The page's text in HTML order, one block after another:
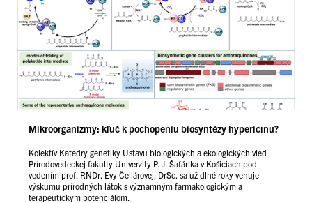
Mikroorganizmy: kľúč k pochopeniu biosyntézy hypericínu?
Kolektív Katedry genetiky Ústavu biologických a ekologických vied
Prírodovedeckej fakulty Univerzity P. J. Šafárika v Košiciach pod
vedením prof. RNDr. Evy Čellárovej, DrSc. sa už dlhé roky venuje
výskumu prírodných látok s významným farmakologickým a
terapeutickým potenciálom.